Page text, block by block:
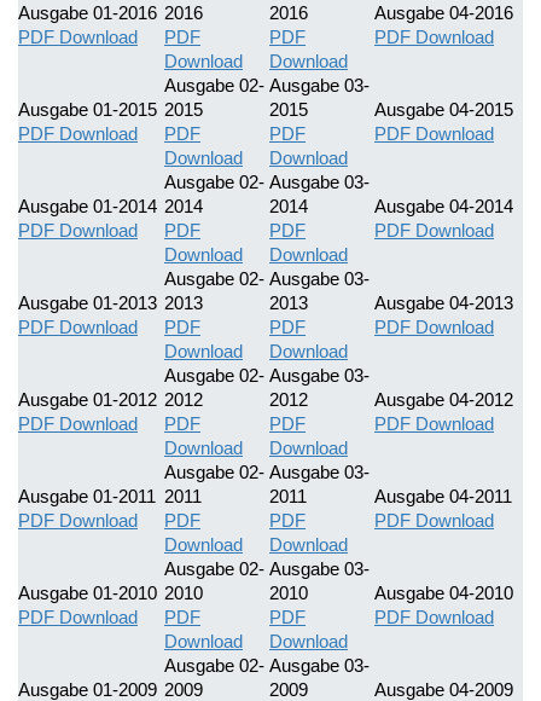
Ausgabe 01-2016
PDF Download
2016
PDF
Download
2016
PDF
Download
Ausgabe 04-2016
PDF Download
Ausgabe 01-2015
PDF Download
Ausgabe 02-
2015
PDF
Download
Ausgabe 03-
2015
PDF
Download
Ausgabe 04-2015
PDF Download
Ausgabe 01-2014
PDF Download
Ausgabe 02-
2014
PDF
Download
Ausgabe 03-
2014
PDF
Download
Ausgabe 04-2014
PDF Download
Ausgabe 01-2013
PDF Download
Ausgabe 02-
2013
PDF
Download
Ausgabe 03-
2013
PDF
Download
Ausgabe 04-2013
PDF Download
Ausgabe 01-2012
PDF Download
Ausgabe 02-
2012
PDF
Download
Ausgabe 03-
2012
PDF
Download
Ausgabe 04-2012
PDF Download
Ausgabe 01-2011
PDF Download
Ausgabe 02-
2011
PDF
Download
Ausgabe 03-
2011
PDF
Download
Ausgabe 04-2011
PDF Download
Ausgabe 01-2010
PDF Download
Ausgabe 02-
2010
PDF
Download
Ausgabe 03-
2010
PDF
Download
Ausgabe 04-2010
PDF Download
Ausgabe 01-2009
Ausgabe 02-
2009
Ausgabe 03-
2009
Ausgabe 04-2009